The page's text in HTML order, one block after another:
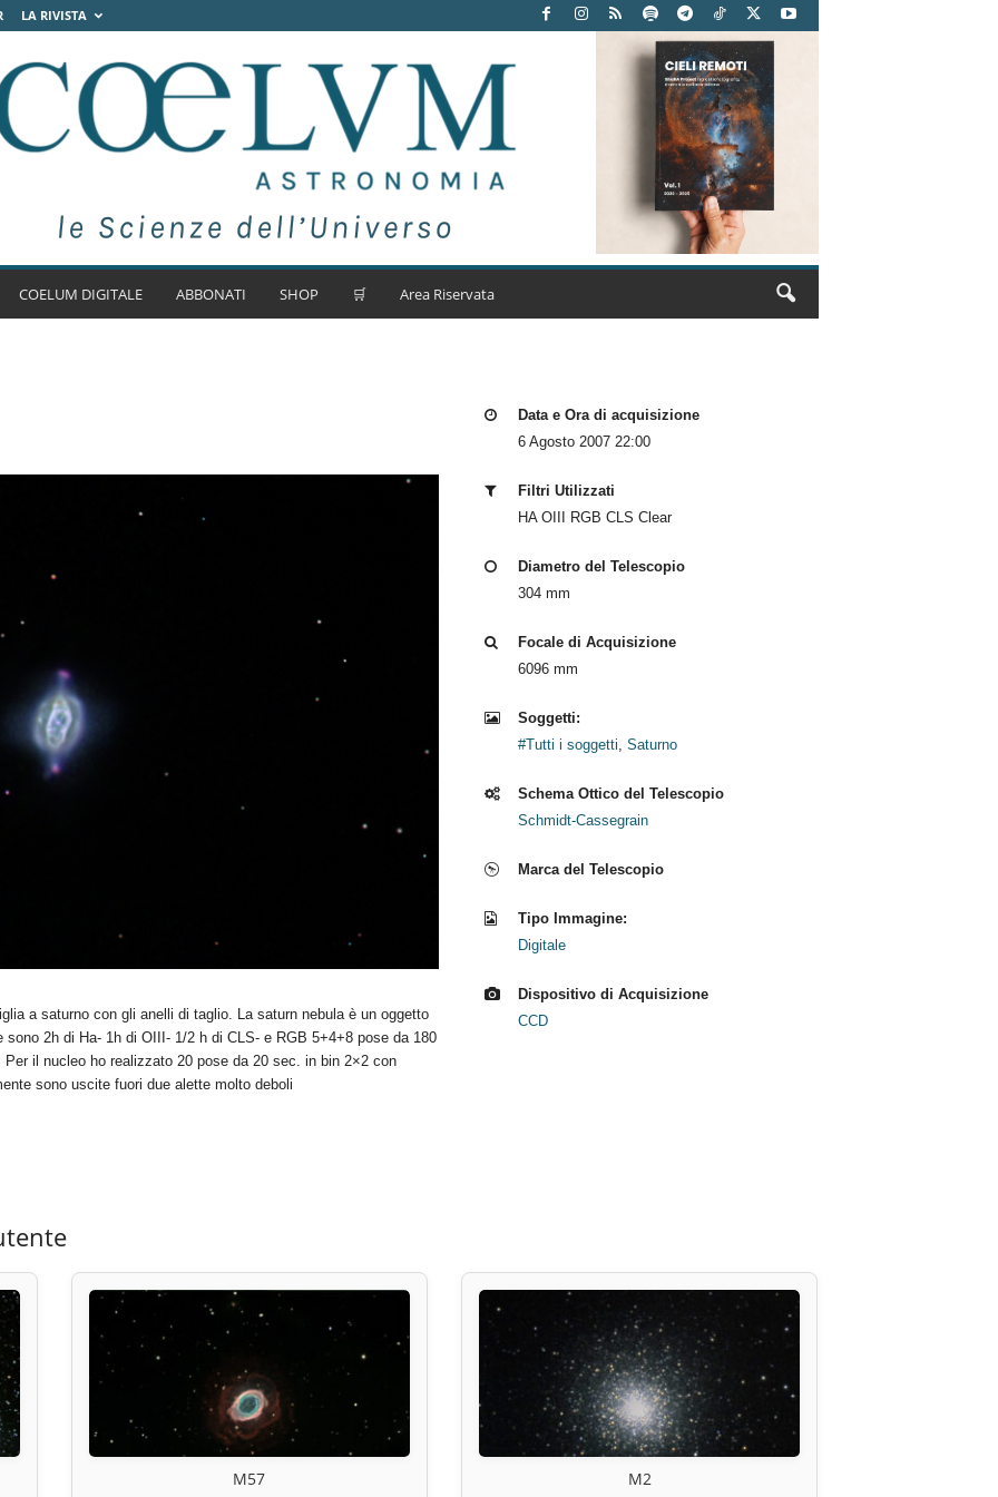
LA RIVISTA
COELUM DIGITALE ABBONATI SHOP 🛒 Area Riservata
a saturno con gli anelli di taglio. La saturn nebula è un oggetto
sono 2h di Ha- 1h di OIII- 1/2 h di CLS- e RGB 5+4+8 pose da 180
il nucleo ho realizzato 20 pose da 20 sec. in bin 2×2 con
sono uscite fuori due alette molto deboli
Data e Ora di acquisizione
6 Agosto 2007 22:00
Filtri Utilizzati
HA OIII RGB CLS Clear
Diametro del Telescopio
304 mm
Focale di Acquisizione
6096 mm
Soggetti:
#Tutti i soggetti, Saturno
Schema Ottico del Telescopio
Schmidt-Cassegrain
Marca del Telescopio
Tipo Immagine:
Digitale
Dispositivo di Acquisizione
CCD
M57 M2